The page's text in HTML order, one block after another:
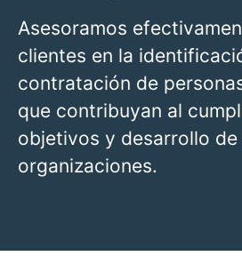
Asesoramos
clientes en la
contratación de
que contribuyan al
objetivos y desarrollo de
organizaciones.